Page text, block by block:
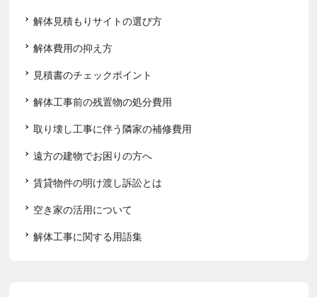
解体見積もりサイトの選び方
解体費用の抑え方
見積書のチェックポイント
解体工事前の残置物の処分費用
取り壊し工事に伴う隣家の補修費用
遠方の建物でお困りの方へ
賃貸物件の明け渡し訴訟とは
空き家の活用について
解体工事に関する用語集